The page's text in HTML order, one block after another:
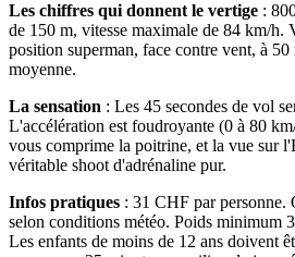
Les chiffres qui donnent le vertige :
de 150 m, vitesse maximale de 84 km/h.
position superman, face contre vent, à 50
moyenne.
La sensation : Les 45 secondes de vol
L'accélération est foudroyante (0 à 80
vous comprime la poitrine, et la vue sur
véritable shoot d'adrénaline pur.
Infos pratiques : 31 CHF par personne.
selon conditions météo. Poids minimum
Les enfants de moins de 12 ans doivent